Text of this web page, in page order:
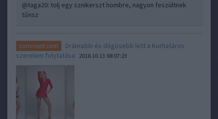
@taga20: tolj egy sznikerszt hombre, nagyon feszültnek
tűnsz
comment:com
Drámaibb és dögösebb lett a Korhatáros
szerelem folytatása
2018.10.13 08:07:23